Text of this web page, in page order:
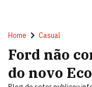
Home Casual
Ford não
do novo